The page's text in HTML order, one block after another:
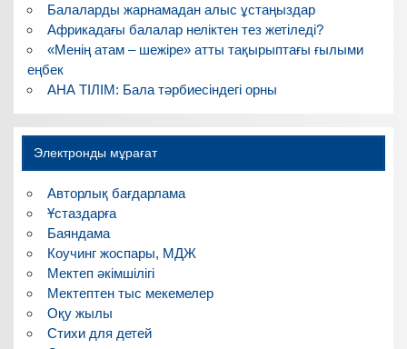
Балаларды жарнамадан алыс ұстаңыздар
Африкадағы балалар неліктен тез жетіледі?
«Менің атам – шежіре» атты тақырыптағы ғылыми
еңбек
АНА ТІЛІМ: Бала тәрбиесіндегі орны
Электронды мұрағат
Авторлық бағдарлама
Ұстаздарға
Баяндама
Коучинг жоспары, МДЖ
Мектеп әкімшілігі
Мектептен тыс мекемелер
Оқу жылы
Стихи для детей